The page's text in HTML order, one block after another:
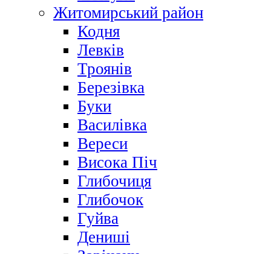
Житомирський район
Кодня
Левків
Троянів
Березівка
Буки
Василівка
Вереси
Висока Піч
Глибочиця
Глибочок
Гуйва
Дениші